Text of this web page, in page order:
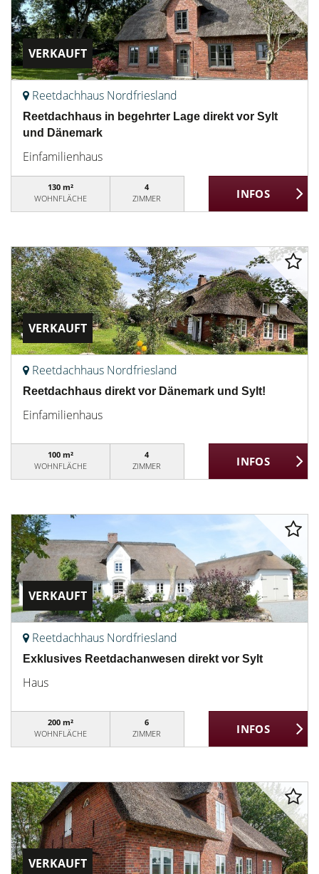
VERKAUFT
Reetdachhaus Nordfriesland
Reetdachhaus in begehrter Lage direkt vor Sylt
und Dänemark
Einfamilienhaus
130 m²
WOHNFLÄCHE
4
ZIMMER
VERKAUFT
Reetdachhaus Nordfriesland
Reetdachhaus direkt vor Dänemark und Sylt!
Einfamilienhaus
100 m²
WOHNFLÄCHE
4
ZIMMER
VERKAUFT
Reetdachhaus Nordfriesland
Exklusives Reetdachanwesen direkt vor Sylt
Haus
200 m²
WOHNFLÄCHE
6
ZIMMER
VERKAUFT